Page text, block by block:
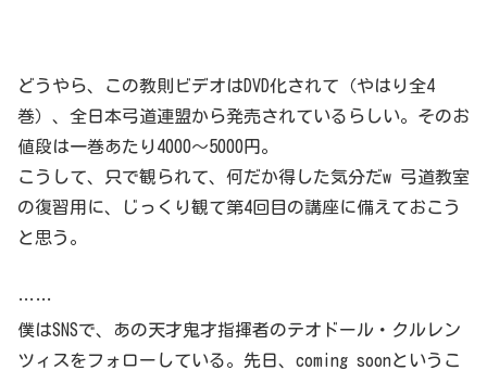
どうやら、この教則ビデオはDVD化されて（やはり全4
巻）、全日本弓道連盟から発売されているらしい。そのお
値段は一巻あたり4000〜5000円。
こうして、只で観られて、何だか得した気分だw 弓道教室
の復習用に、じっくり観て第4回目の講座に備えておこう
と思う。
……
僕はSNSで、あの天才鬼才指揮者のテオドール・クルレン
ツィスをフォローしている。先日、coming soonというこ